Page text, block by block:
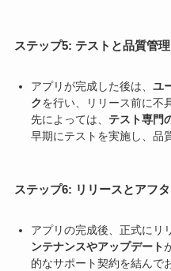
ステップ5: テストと品質管理
アプリが完成した後は、 ユ
クを行い、リリース前に不
先によっては、 テスト専門
早期にテストを実施し、品
ステップ6: リリースとアフ
アプリの完成後、正式にリ
ンテナンスやアップデート
的なサポート契約を結んで